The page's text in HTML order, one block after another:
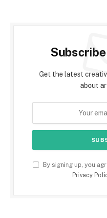
Get the latest
about
By signing up, you
Privacy